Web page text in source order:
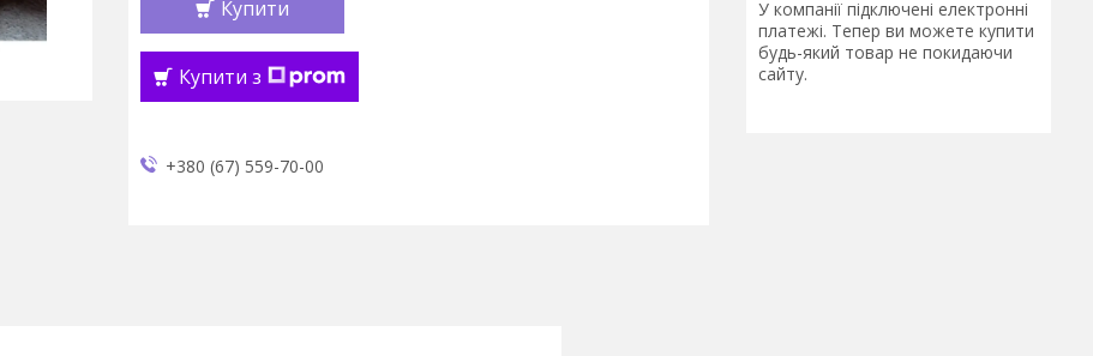
Купити
Купити з
+380 (67) 559-70-00
У компанії підключені електронні
платежі. Тепер ви можете купити
будь-який товар не покидаючи
сайту.